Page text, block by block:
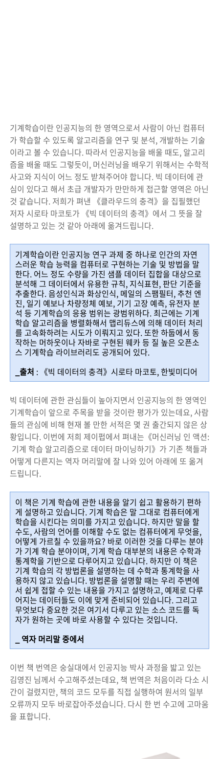
기계학습이란 인공지능의 한 영역으로서 사람이 아닌 컴퓨터
가 학습할 수 있도록 알고리즘을 연구 및 분석, 개발하는 기술
이라고 볼 수 있습니다. 따라서 인공지능을 배울 때도, 알고리
즘을 배울 때도 그렇듯이, 머신러닝을 배우기 위해서는 수학적
사고와 지식이 어느 정도 받쳐주어야 합니다. 빅 데이터에 관
심이 있다고 해서 초급 개발자가 만만하게 접근할 영역은 아닌
것 같습니다. 저희가 펴낸 《클라우드의 충격》을 집필했던
저자 시로타 마코토가 《빅 데이터의 충격》에서 그 뜻을 잘
설명하고 있는 것 같아 아래에 옮겨드립니다.
기계학습이란 인공지능 연구 과제 중 하나로 인간의 자연
스러운 학습 능력을 컴퓨터로 구현하는 기술 및 방법을 말
한다. 어느 정도 수량을 가진 샘플 데이터 집합을 대상으로
분석해 그 데이터에서 유용한 규칙, 지식표현, 판단 기준을
추출한다. 음성인식과 화상인식, 메일의 스팸필터, 추천 엔
진, 일기 예보나 차량정체 예보, 기기 고장 예측, 유전자 분
석 등 기계학습의 응용 범위는 광범위하다. 최근에는 기계
학습 알고리즘을 병렬화해서 맵리듀스에 의해 데이터 처리
를 고속화하려는 시도가 이뤄지고 있다. 또한 하둡에서 동
작하는 머하웃이나 자바로 구현된 웨카 등 질 높은 오픈소
스 기계학습 라이브러리도 공개되어 있다.
_출처 : 《빅 데이터의 충격》시로타 마코토, 한빛미디어
빅 데이터에 관한 관심들이 높아지면서 인공지능의 한 영역인
기계학습이 앞으로 주목을 받을 것이란 평가가 있는데요, 사람
들의 관심에 비해 현재 볼 만한 서적은 몇 권 출간되지 않은 상
황입니다. 이번에 저희 제이펍에서 펴내는《머신러닝 인 액션:
기계 학습 알고리즘으로 데이터 마이닝하기》가 기존 책들과
어떻게 다른지는 역자 머리말에 잘 나와 있어 아래에 또 옮겨
드립니다.
이 책은 기계 학습에 관한 내용을 알기 쉽고 활용하기 편하
게 설명하고 있습니다. 기계 학습은 말 그대로 컴퓨터에게
학습을 시킨다는 의미를 가지고 있습니다. 하지만 말을 할
수도, 사람의 언어를 이해할 수도 없는 컴퓨터에게 무엇을,
어떻게 가르칠 수 있을까요? 바로 이러한 것을 다루는 분야
가 기계 학습 분야이며, 기계 학습 대부분의 내용은 수학과
통계학을 기반으로 다루어지고 있습니다. 하지만 이 책은
기계 학습의 각 방법론을 설명하는 데 수학과 통계학을 사
용하지 않고 있습니다. 방법론을 설명할 때는 우리 주변에
서 쉽게 접할 수 있는 내용을 가지고 설명하고, 예제로 다루
어지는 데이터들도 이에 맞게 준비되어 있습니다. 그리고
무엇보다 중요한 것은 여기서 다루고 있는 소스 코드를 독
자가 원하는 곳에 바로 사용할 수 있다는 것입니다.
_ 역자 머리말 중에서
이번 책 번역은 숭실대에서 인공지능 박사 과정을 밟고 있는
김영진 님께서 수고해주셨는데요, 책 번역은 처음이라 다소 시
간이 걸렸지만, 책의 코드 모두를 직접 실행하여 원서의 일부
오류까지 모두 바로잡아주셨습니다. 다시 한 번 수고에 고마움
을 표합니다.